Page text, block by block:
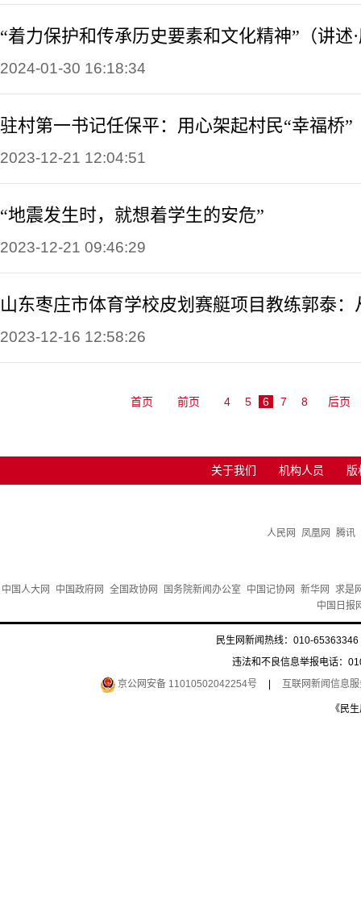
2024-01-30 16:18:34
驻村第一书记任保平：用心架起村民“幸福桥”
2023-12-21 12:04:51
“地震发生时，就想着学生的安危”
2023-12-21 09:46:29
山东枣庄市体育学校皮划赛艇项目教练郭泰：
2023-12-16 12:58:26
首页 前页 4 5 6 7 8 后页
关于我们 机构人员 版
人民网 凤凰网 腾讯
中国人大网 中国政府网 全国政协网 国务院新闻办公室 中国记协网 新华网
求是
中国日报
民生网新闻热线：010-
违法和不良信息举报电话：
京公网安备 11010502042254号
互联网新闻信息
《民